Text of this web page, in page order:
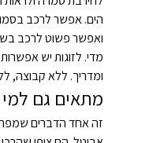
הים. אפשר לרכב
ואפשר פשוט לרכב
מדי. לזוגות יש
ומדריך. ללא קבוצה,
מתאים גם
זה אחד הדברים